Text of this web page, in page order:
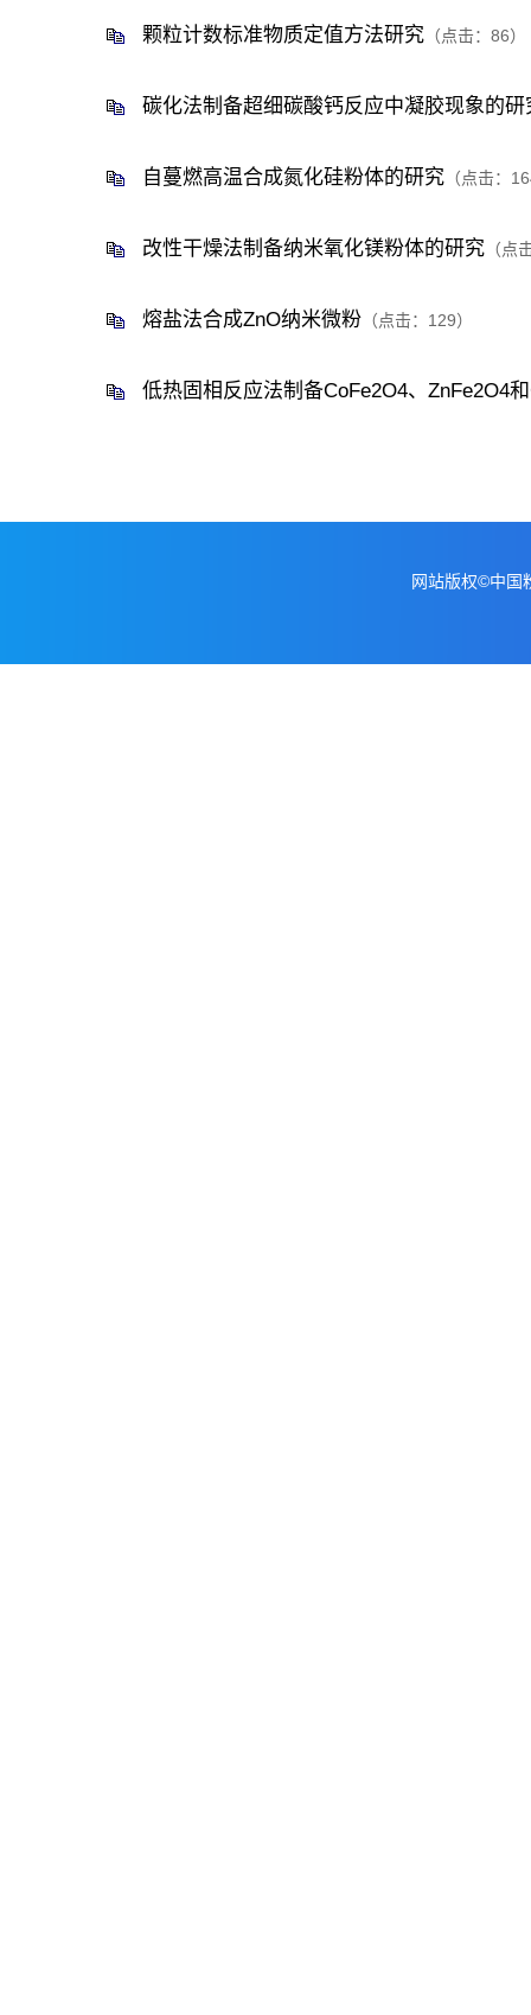
颗粒计数标准物质定值方法研究 （点击： 86）
碳化法制备超细碳酸钙反应中凝胶现象的研
自蔓燃高温合成氮化硅粉体的研究 （点击：
改性干燥法制备纳米氧化镁粉体的研究 （点
熔盐法合成ZnO纳米微粉 （点击： 129）
低热固相反应法制备CoFe2O4、ZnFe2O4
网站版权©中国